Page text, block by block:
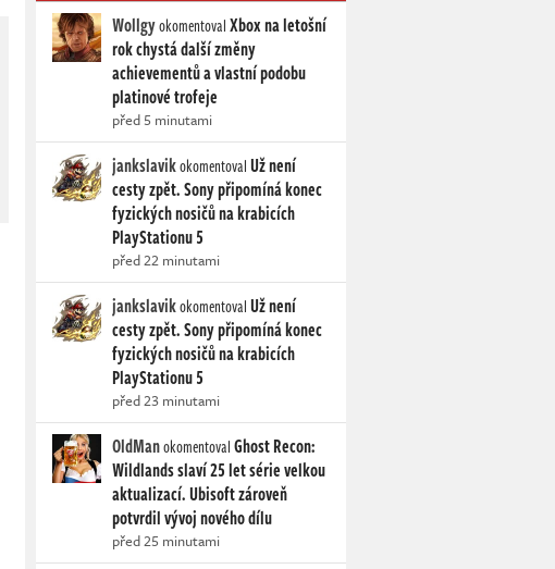
WollgyokomentovalXbox na letošní
rok chystá další změny
achievementů a vlastní podobu
platinové trofeje
před 5 minutami
jankslavikokomentovalUž není
cesty zpět. Sony připomíná konec
fyzických nosičů na krabicích
PlayStationu 5
před 22 minutami
jankslavikokomentovalUž není
cesty zpět. Sony připomíná konec
fyzických nosičů na krabicích
PlayStationu 5
před 23 minutami
OldManokomentovalGhost Recon:
Wildlands slaví 25 let série velkou
aktualizací. Ubisoft zároveň
potvrdil vývoj nového dílu
před 25 minutami